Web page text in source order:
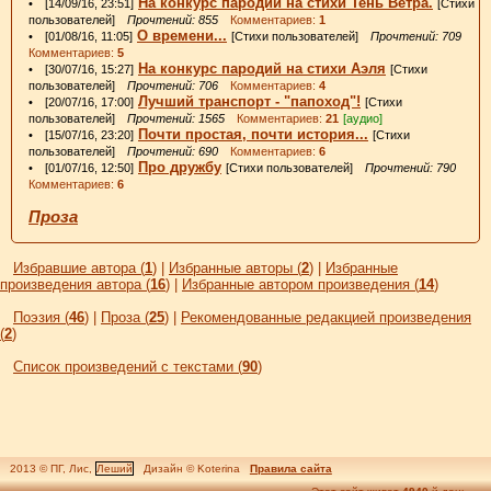
• [14/09/16, 23:51]
[Стихи
пользователей] Прочтений: 855 Комментариев: 1
• [01/08/16, 11:05] О времени... [Стихи пользователей] Прочтений: 709
Комментариев: 5
• [30/07/16, 15:27] На конкурс пародий на стихи Аэля [Стихи
пользователей] Прочтений: 706 Комментариев: 4
• [20/07/16, 17:00] Лучший транспорт - "папоход"! [Стихи
пользователей] Прочтений: 1565 Комментариев: 21 [аудио]
• [15/07/16, 23:20] Почти простая, почти история... [Стихи
пользователей] Прочтений: 690 Комментариев: 6
• [01/07/16, 12:50] Про дружбу [Стихи пользователей] Прочтений: 790
Комментариев: 6
Проза
Избравшие автора (1) | Избранные авторы (2) | Избранные
произведения автора (16) | Избранные автором произведения (14)
Поэзия (46) | Проза (25) | Рекомендованные редакцией произведения
(2)
Список произведений с текстами (90)
2013 © ПГ, Лис, Леший Дизайн © Koterina
Правила сайта